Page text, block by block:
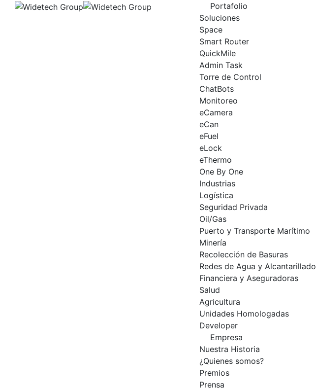
Portafolio
Soluciones
Space
Smart Router
QuickMile
Admin Task
Torre de Control
ChatBots
Monitoreo
eCamera
eCan
eFuel
eLock
eThermo
One By One
Industrias
Logística
Seguridad Privada
Oil/Gas
Puerto y Transporte Marítimo
Minería
Recolección de Basuras
Redes de Agua y Alcantarillado
Financiera y Aseguradoras
Salud
Agricultura
Unidades Homologadas
Developer
Empresa
Nuestra Historia
¿Quienes somos?
Premios
Prensa